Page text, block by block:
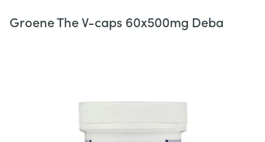
Groene The V-caps 60x500mg Deba